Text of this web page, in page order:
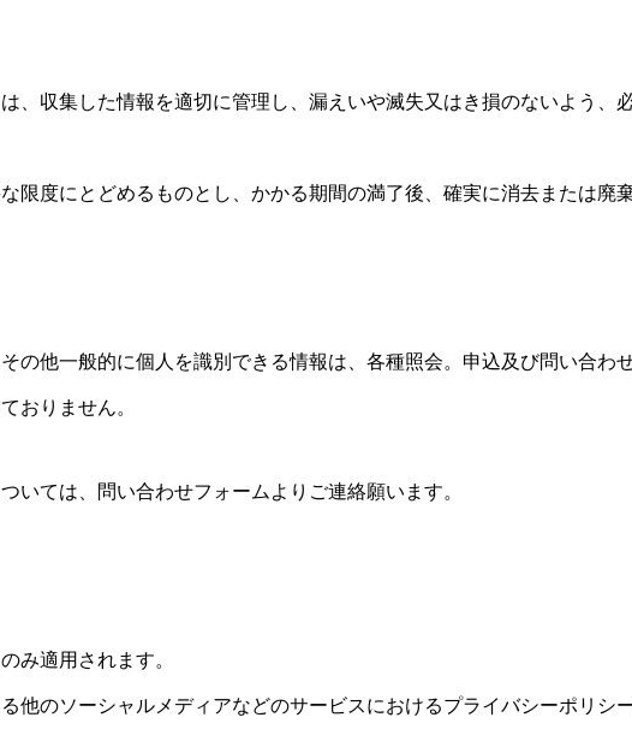
、収集した情報を適切に管理し、漏えいや滅失又はき損のないよう、
限度にとどめるものとし、かかる期間の満了後、確実に消去または廃棄
の他一般的に個人を識別できる情報は、各種照会。申込及び問い合わ
おりません。
いては、問い合わせフォームよりご連絡願います。
み適用されます。
他のソーシャルメディアなどのサービスにおけるプライバシーポリシ